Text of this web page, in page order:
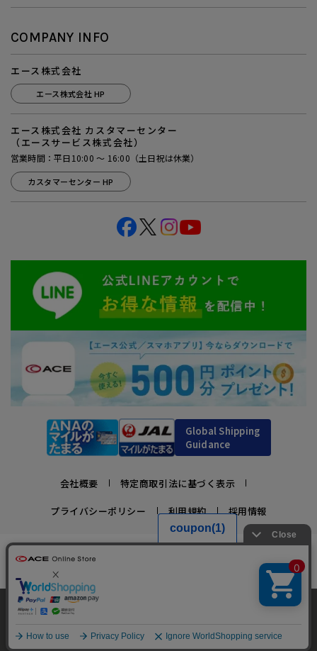
COMPANY INFO
エース株式会社
エース株式会社 HP
エース株式会社 カスタマーセンター
（エースサービス株式会社）
営業時間：平日10:00 ～ 16:00（土日祝は休業）
カスタマーセンター HP
Global Shipping
Guidance
会社概要 特定商取引法に基づく表示
プライバシーポリシー 利用規約 採用情報
かばんの総合メーカー、エース公式サイト
スーツケースビジネスバッグ直営店ならではの豊富なラインナップでご紹介！
充実のアフターサービス・豊富な品揃え・安心のメーカー直営ストア
Copyright © ACE Co., Ltd. All rights reserved.
当サイトでは、サイトの利便性向上のため、クッ
て詳細はこちら